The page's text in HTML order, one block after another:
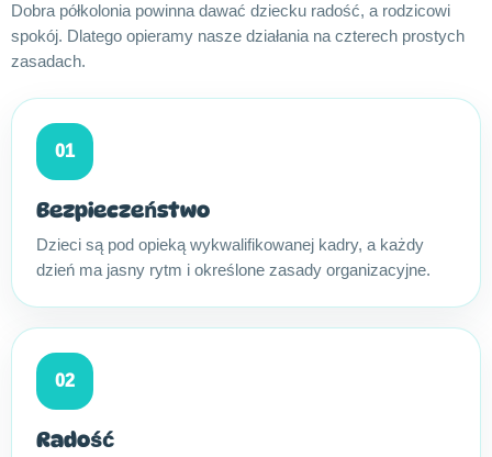
Dobra półkolonia powinna dawać dziecku radość, a rodzicowi
spokój. Dlatego opieramy nasze działania na czterech prostych
zasadach.
01
Bezpieczeństwo
Dzieci są pod opieką wykwalifikowanej kadry, a każdy
dzień ma jasny rytm i określone zasady organizacyjne.
02
Radość